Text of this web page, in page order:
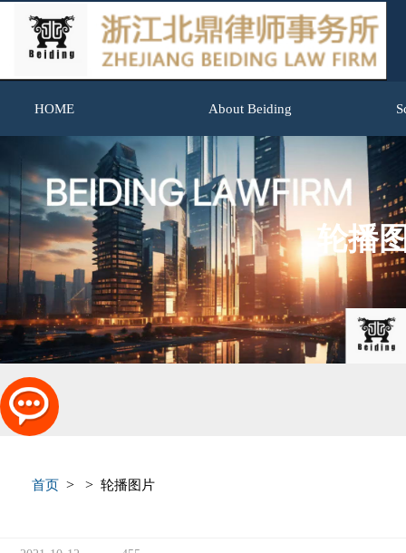
HOME About Beiding
轮播
首页 > > 轮播图片